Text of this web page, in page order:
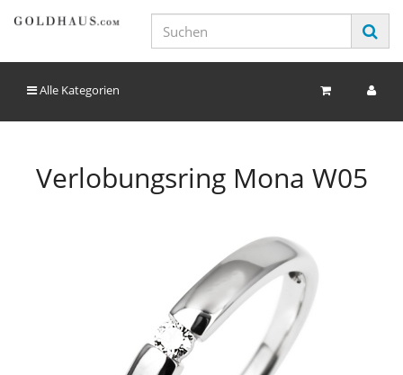
Alle Kategorien
Verlobungsring Mona W05